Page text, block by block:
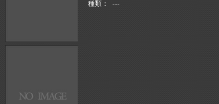
種類
---